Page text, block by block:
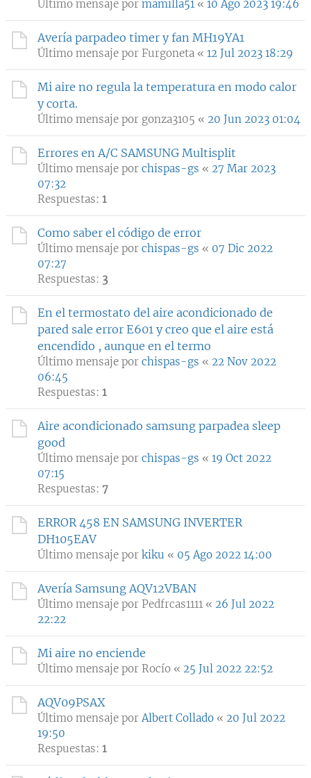
Último mensaje por mamilla51« 10 Ago 2023 19:46
Avería parpadeo timer y fan MH19YA1
Último mensaje por Furgoneta « 12 Jul 2023 18:29
Mi aire no regula la temperatura en modo calor
y corta.
Último mensaje por gonza3105 « 20 Jun 2023 01:04
Errores en A/C SAMSUNG Multisplit
Último mensaje por chispas-gs « 27 Mar 2023
07:32
Respuestas: 1
Como saber el código de error
Último mensaje por chispas-gs « 07 Dic 2022
07:27
Respuestas: 3
En el termostato del aire acondicionado de
pared sale error E601 y creo que el aire está
encendido , aunque en el termo
Último mensaje por chispas-gs « 22 Nov 2022
06:45
Respuestas: 1
Aire acondicionado samsung parpadea sleep
good
Último mensaje por chispas-gs « 19 Oct 2022
07:15
Respuestas: 7
ERROR 458 EN SAMSUNG INVERTER
DH105EAV
Último mensaje por kiku « 05 Ago 2022 14:00
Avería Samsung AQV12VBAN
Último mensaje por Pedfrcas1111 « 26 Jul 2022
22:22
Mi aire no enciende
Último mensaje por Rocío « 25 Jul 2022 22:52
AQV09PSAX
Último mensaje porAlbert Collado « 20 Jul 2022
19:50
Respuestas: 1